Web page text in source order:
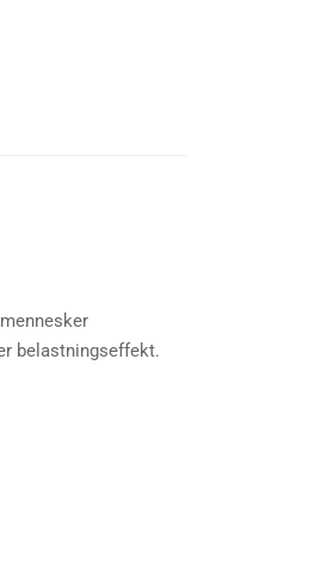
belastningseffekt.